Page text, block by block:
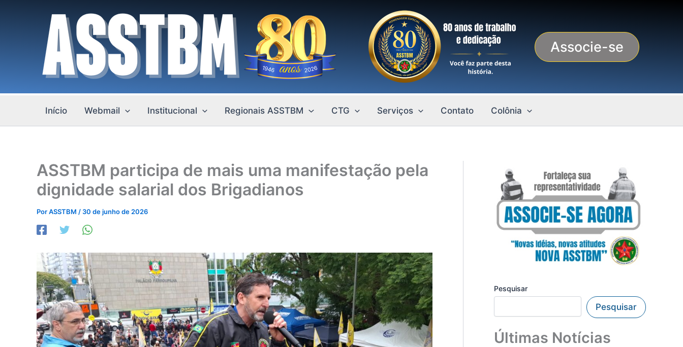
Associe-se
Início Webmail Institucional Regionais ASSTBM CTG Serviços Contato Colônia
ASSTBM participa de mais uma manifestação pela
dignidade salarial dos Brigadianos
PorASSTBM / 30 de junho de 2026
Pesquisar
Pesquisar
Últimas Notícias